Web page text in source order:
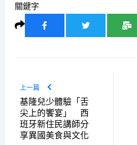
關鍵字
上一篇
基隆兒少體驗「舌
尖上的饗宴」 西
班牙新住民講師分
享異國美食與文化